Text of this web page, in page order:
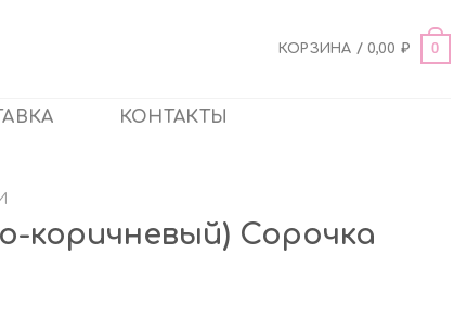
КОРЗИНА /0,00 ₽ 0
КОНТАКТЫ
коричневый) Сорочка